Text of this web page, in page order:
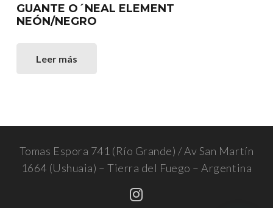
GUANTE O´NEAL ELEMENT
NEÓN/NEGRO
Leer más
Tomas Espora 741 (Río Grande) / Av San Martín
1664 (Ushuaia) – Tierra del Fuego – Argentina